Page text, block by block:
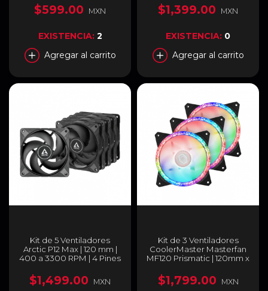
Pines | ARGB | Negro | BR-
942089
$599.00 MXN
EXISTENCIA: 2
Agregar al carrito
CL-F162-PL14SW-A
$1,399.00 MXN
EXISTENCIA: 0
Agregar al carrito
Kit de 5 Ventiladores
Arctic P12 Max | 120 mm |
400 a 3300 RPM | 4 Pines
$1,499.00 MXN
Kit de 3 Ventiladores
CoolerMaster Masterfan
MF120 Prismatic | 120mm x
dBA | 4-Pin (PWM) | 3-Pin
ARGB | Color Negro | MFY-
$1,799.00 MXN